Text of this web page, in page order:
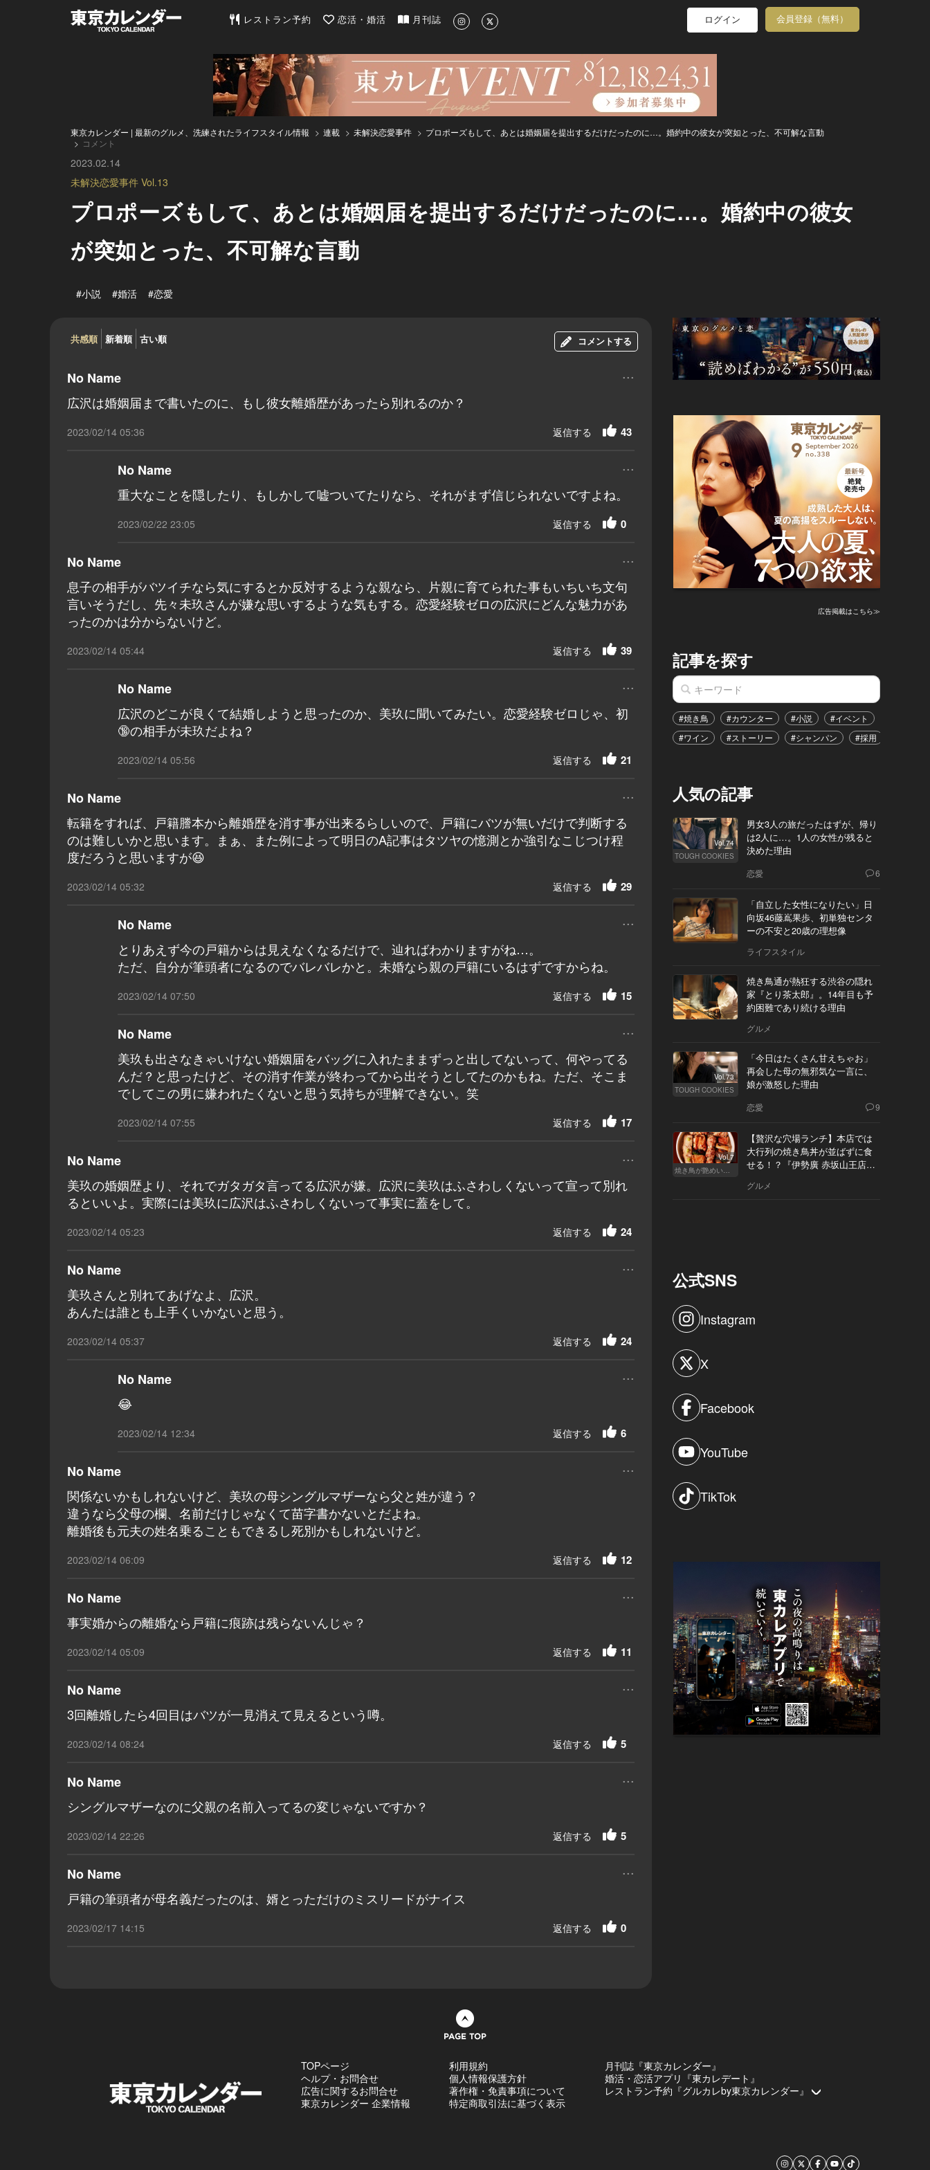
東京カレンダー | 最新のグルメ、洗練されたライフスタイル情報
レストラン予約 恋活・婚活 月刊誌 ログイン 会員登録（無料）
東京カレンダー | 最新のグルメ、洗練されたライフスタイル情報 連載 未解決恋愛事件
プロポーズもして、あとは婚姻届を提出するだけだったのに…。婚約中の彼女が突如とった、不可解な言動
コメント
2023.02.14
未解決恋愛事件 Vol.13
プロポーズもして、あとは婚姻届を提出するだけだったのに…。婚約中の彼女
が突如とった、不可解な言動
#小説 #婚活 #恋愛
共感順 新着順 古い順 コメントする
No Name ...
広沢は婚姻届まで書いたのに、もし彼女離婚歴があったら別れるのか？
2023/02/14 05:36 43
返信する
No Name ...
重大なことを隠したり、もしかして嘘ついてたりなら、それがまず信じられないですよね。
2023/02/22 23:05 0
返信する
No Name ...
息子の相手がバツイチなら気にするとか反対するような親なら、片親に育てられた事もいちいち文句
言いそうだし、先々未玖さんが嫌な思いするような気もする。恋愛経験ゼロの広沢にどんな魅力があ
ったのかは分からないけど。
2023/02/14 05:44 39
返信する
No Name ...
広沢のどこが良くて結婚しようと思ったのか、美玖に聞いてみたい。恋愛経験ゼロじゃ、初
🔞の相手が未玖だよね？
2023/02/14 05:56 21
返信する
No Name ...
転籍をすれば、戸籍謄本から離婚歴を消す事が出来るらしいので、戸籍にバツが無いだけで判断する
のは難しいかと思います。まぁ、また例によって明日のA記事はタツヤの憶測とか強引なこじつけ程
度だろうと思いますが😆
2023/02/14 05:32 29
返信する
No Name ...
とりあえず今の戸籍からは見えなくなるだけで、辿ればわかりますがね…。
ただ、自分が筆頭者になるのでバレバレかと。未婚なら親の戸籍にいるはずですからね。
2023/02/14 07:50 15
返信する
No Name ...
美玖も出さなきゃいけない婚姻届をバッグに入れたままずっと出してないって、何やってる
んだ？と思ったけど、その消す作業が終わってから出そうとしてたのかもね。ただ、そこま
でしてこの男に嫌われたくないと思う気持ちが理解できない。笑
2023/02/14 07:55 17
返信する
No Name ...
美玖の婚姻歴より、それでガタガタ言ってる広沢が嫌。広沢に美玖はふさわしくないって宣って別れ
るといいよ。実際には美玖に広沢はふさわしくないって事実に蓋をして。
2023/02/14 05:23 24
返信する
No Name ...
美玖さんと別れてあげなよ、広沢。
あんたは誰とも上手くいかないと思う。
2023/02/14 05:37 24
返信する
No Name ...
😂
2023/02/14 12:34 6
返信する
No Name ...
関係ないかもしれないけど、美玖の母シングルマザーなら父と姓が違う？
違うなら父母の欄、名前だけじゃなくて苗字書かないとだよね。
離婚後も元夫の姓名乗ることもできるし死別かもしれないけど。
2023/02/14 06:09 12
返信する
No Name ...
事実婚からの離婚なら戸籍に痕跡は残らないんじゃ？
2023/02/14 05:09 11
返信する
No Name ...
3回離婚したら4回目はバツが一見消えて見えるという噂。
2023/02/14 08:24 5
返信する
No Name ...
シングルマザーなのに父親の名前入ってるの変じゃないですか？
2023/02/14 22:26 5
返信する
No Name ...
戸籍の筆頭者が母名義だったのは、婿とっただけのミスリードがナイス
2023/02/17 14:15 0
返信する
広告掲載はこちら≫
記事を探す
#焼き鳥 #カウンター #小説 #イベント
#ワイン
#ストーリー #シャンパン #採用
人気の記事
Vol.74
TOUGH COOKIES
男女3人の旅だったはずが、帰り
は2人に…。1人の女性が残ると
決めた理由
恋愛 6
「自立した女性になりたい」日
向坂46藤嶌果歩、初単独センタ
ーの不安と20歳の理想像
ライフスタイル
焼き鳥通が熱狂する渋谷の隠れ
家『とり茶太郎』。14年目も予
約困難であり続ける理由
グルメ
Vol.73
TOUGH COOKIES
「今日はたくさん甘えちゃお」
再会した母の無邪気な一言に、
娘が激怒した理由
恋愛 9
Vol.7
焼き鳥が艶めいてきた
【贅沢な穴場ランチ】本店では
大行列の焼き鳥丼が並ばずに食
せる！？『伊勢廣 赤坂山王店』
グルメ
公式SNS
Instagram
X
Facebook
YouTube
TikTok
TOPページ
ヘルプ・お問合せ
広告に関するお問合せ
東京カレンダー 企業情報
利用規約
個人情報保護方針
著作権・免責事項について
特定商取引法に基づく表示
月刊誌『東京カレンダー』
婚活・恋活アプリ『東カレデート』
レストラン予約『グルカレby東京カレンダー』